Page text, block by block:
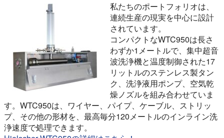
私たちのポートフォリオは、
連続生産の現実を中心に設計
されています。
コンパクトなWTC950は長さ
わずか1メートルで、集中超音
波洗浄機と温度制御された17
リットルのステンレス製タン
ク、洗浄液用ポンプ、空気乾
燥ノズルを組み合わせていま
す。WTC950は、ワイヤー、パイプ、ケーブル、ストリッ
プ、その他の形材を、最高毎分120メートルのインライン洗
浄速度で処理できます。